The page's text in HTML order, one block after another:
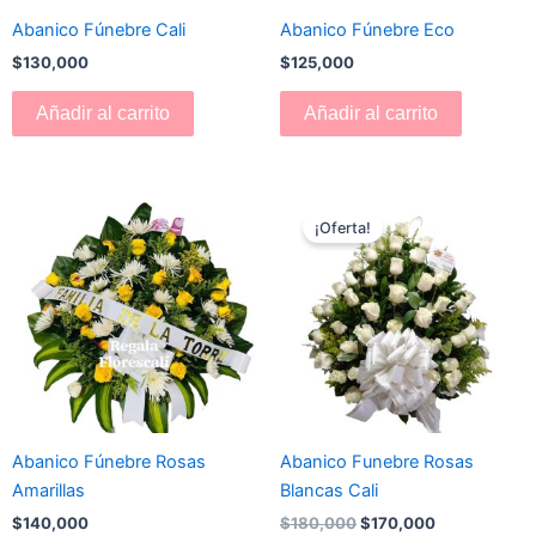
Abanico Fúnebre Cali
$130,000
Añadir al carrito
Abanico Fúnebre Eco
$125,000
Añadir al carrito
Abanico Fúnebre Rosas
Amarillas
$140,000
¡Oferta!
Abanico Funebre Rosas
Blancas Cali
$180,000
precio
original
era:
$180,000.
$170,000
es:
$170,000.